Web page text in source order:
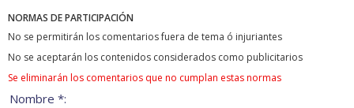
NORMAS DE PARTICIPACIÓN
No se permitirán los comentarios fuera de tema ó injuriantes
No se aceptarán los contenidos considerados como publicitarios
Se eliminarán los comentarios que no cumplan estas normas
Nombre *: